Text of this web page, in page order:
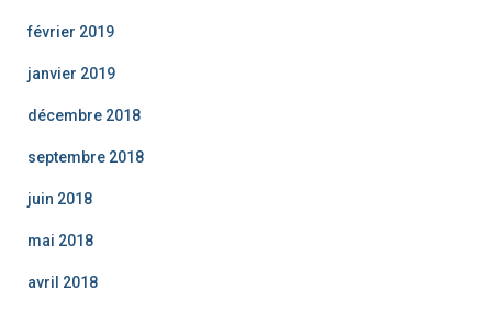
février 2019
janvier 2019
décembre 2018
septembre 2018
juin 2018
mai 2018
avril 2018